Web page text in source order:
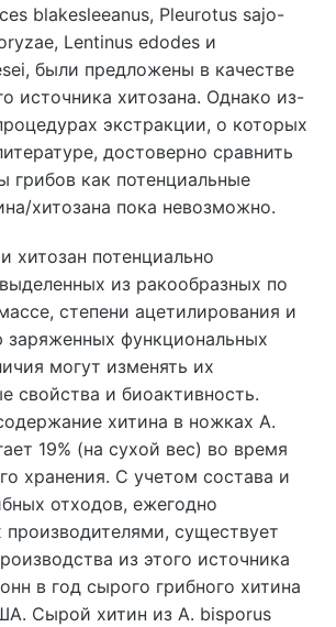
blakesleeanus, Pleurotus sajo-
Lentinus edodes и
были предложены в качестве
источника хитозана. Однако из-
экстракции, о которых
достоверно сравнить
грибов как потенциальные
хитозана пока невозможно.
хитозан потенциально
из ракообразных по
степени ацетилирования и
заряженных функциональных
могут изменять их
свойства и биоактивность.
хитина в ножках A.
19% (на сухой вес) во время
хранения. С учетом состава и
отходов, ежегодно
производителями, существует
из этого источника
в год сырого грибного хитина
Сырой хитин из A. bisporus